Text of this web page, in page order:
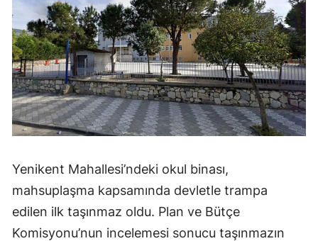
Yenikent Mahallesi’ndeki okul binası,
mahsuplaşma kapsamında devletle trampa
edilen ilk taşınmaz oldu. Plan ve Bütçe
Komisyonu’nun incelemesi sonucu taşınmazın